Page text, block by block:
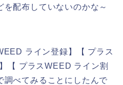
配布していないのかな～
ライン登録】【 プラス
【 プラスWEED ライン割
調べてみることにしたんで